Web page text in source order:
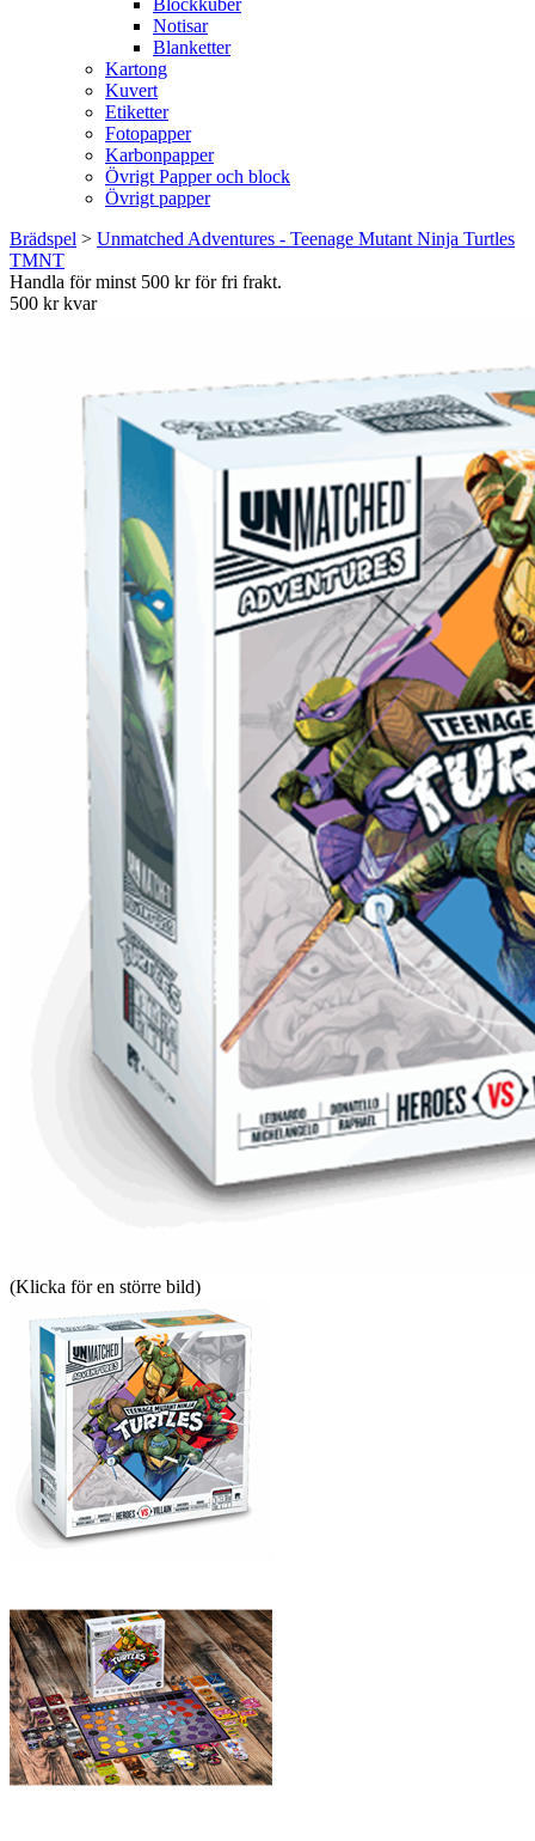
Blockkuber
Notisar
Blanketter
Kartong
Kuvert
Etiketter
Fotopapper
Karbonpapper
Övrigt Papper och block
Övrigt papper
Brädspel > Unmatched Adventures - Teenage Mutant Ninja Turtles
TMNT
Handla för minst 500 kr för fri frakt.
500 kr kvar
(Klicka för en större bild)